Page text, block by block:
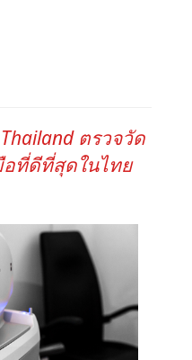
ตรวจวัด
อที่ดีที่สุดในไทย